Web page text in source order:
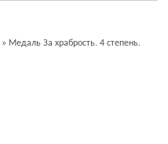
» Медаль За храбрость. 4 степень.